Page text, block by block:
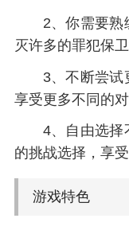
2、你需要熟
灭许多的罪犯保卫
3、不断尝试
享受更多不同的对
4、自由选择
的挑战选择，享
游戏特色